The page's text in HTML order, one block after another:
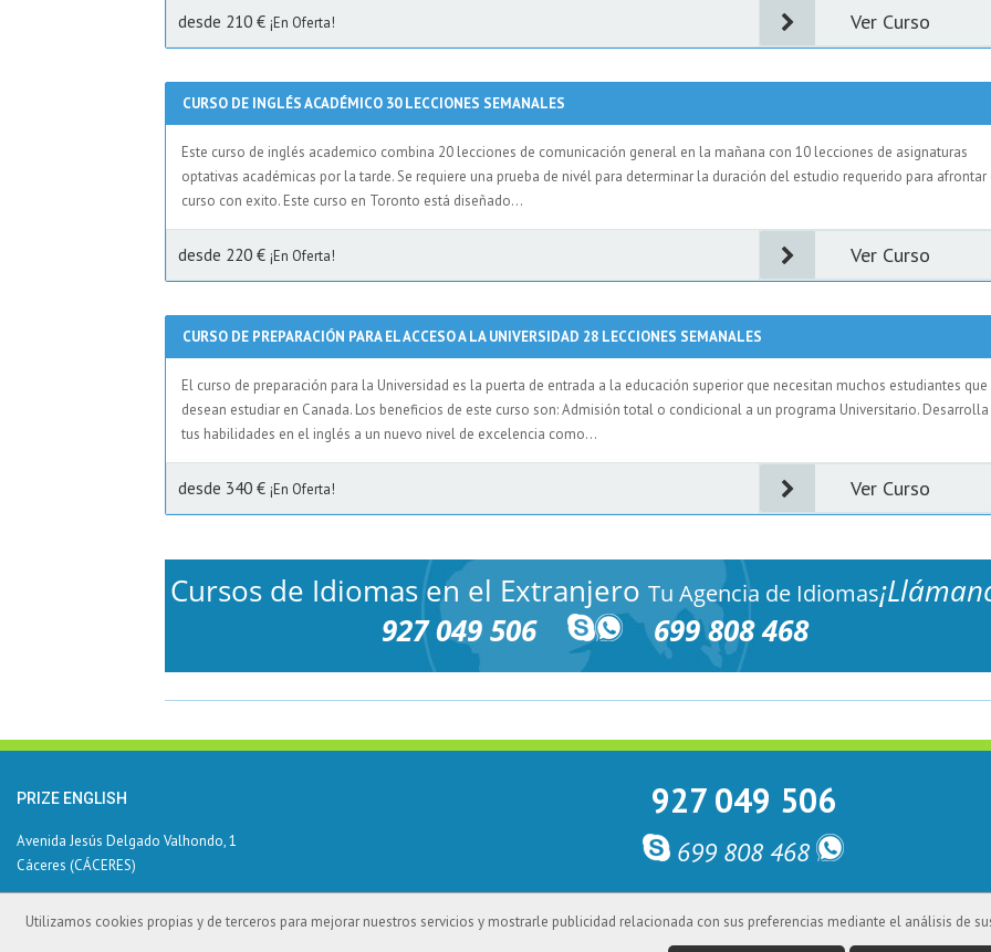
Utilizamos cookies propias y de terceros para mejorar nuestros servicios y mostrarle publicidad relacionada con sus preferencias mediante el análisis de
desde 210 € ¡En Oferta! Ver Curso
CURSO DE INGLÉS ACADÉMICO 30 LECCIONES SEMANALES
Este curso de inglés academico combina 20 lecciones de comunicación general en la mañana con 10 lecciones de asignaturas
optativas académicas por la tarde. Se requiere una prueba de nivél para determinar la duración del estudio requerido para afrontar
curso con exito. Este curso en Toronto está diseñado...
desde 220 € ¡En Oferta! Ver Curso
CURSO DE PREPARACIÓN PARA EL ACCESO A LA UNIVERSIDAD 28 LECCIONES SEMANALES
El curso de preparación para la Universidad es la puerta de entrada a la educación superior que necesitan muchos estudiantes que
desean estudiar en Canada. Los beneficios de este curso son: Admisión total o condicional a un programa Universitario. Desarrolla
tus habilidades en el inglés a un nuevo nivel de excelencia como...
desde 340 € ¡En Oferta! Ver Curso
Cursos de Idiomas en el Extranjero Tu Agencia de Idiomas
927 049 506
699 808 468
PRIZE ENGLISH
Avenida Jesús Delgado Valhondo, 1
Cáceres (CÁCERES)
Condiciones Generales
927 049 506
699 808 468